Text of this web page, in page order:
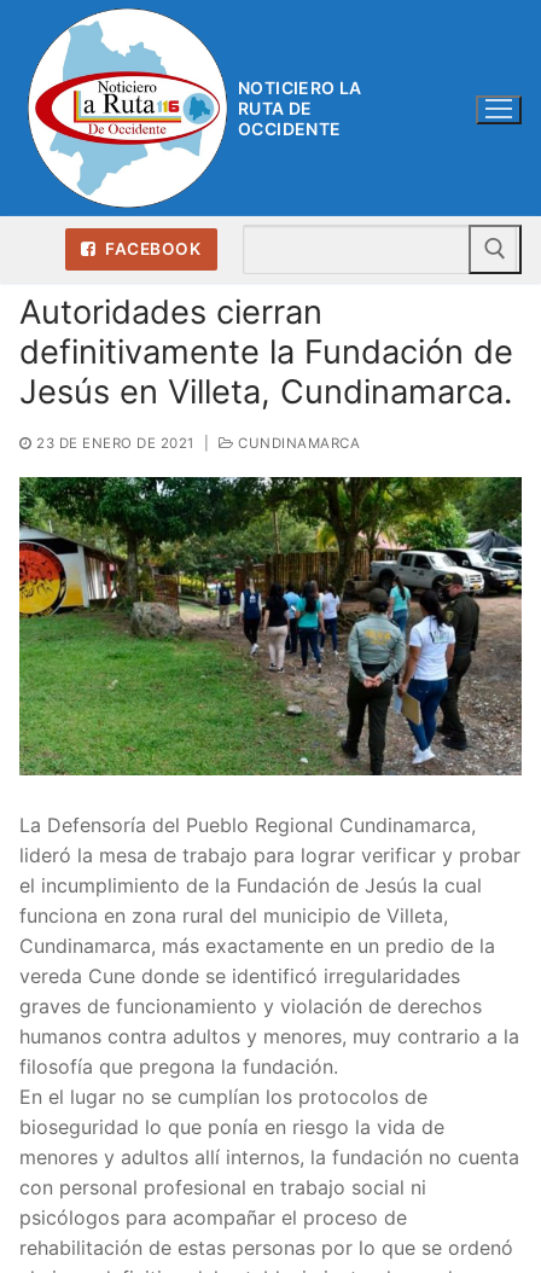
contenido
NOTICIERO LA
RUTA DE
OCCIDENTE
FACEBOOK
Autoridades cierran
definitivamente la Fundación de
Jesús en Villeta, Cundinamarca.
23 DE ENERO DE 2021 CUNDINAMARCA
La Defensoría del Pueblo Regional Cundinamarca,
lideró la mesa de trabajo para lograr verificar y probar
el incumplimiento de la Fundación de Jesús la cual
funciona en zona rural del municipio de Villeta,
Cundinamarca, más exactamente en un predio de la
vereda Cune donde se identificó irregularidades
graves de funcionamiento y violación de derechos
humanos contra adultos y menores, muy contrario a la
filosofía que pregona la fundación.
En el lugar no se cumplían los protocolos de
bioseguridad lo que ponía en riesgo la vida de
menores y adultos allí internos, la fundación no cuenta
con personal profesional en trabajo social ni
psicólogos para acompañar el proceso de
rehabilitación de estas personas por lo que se ordenó